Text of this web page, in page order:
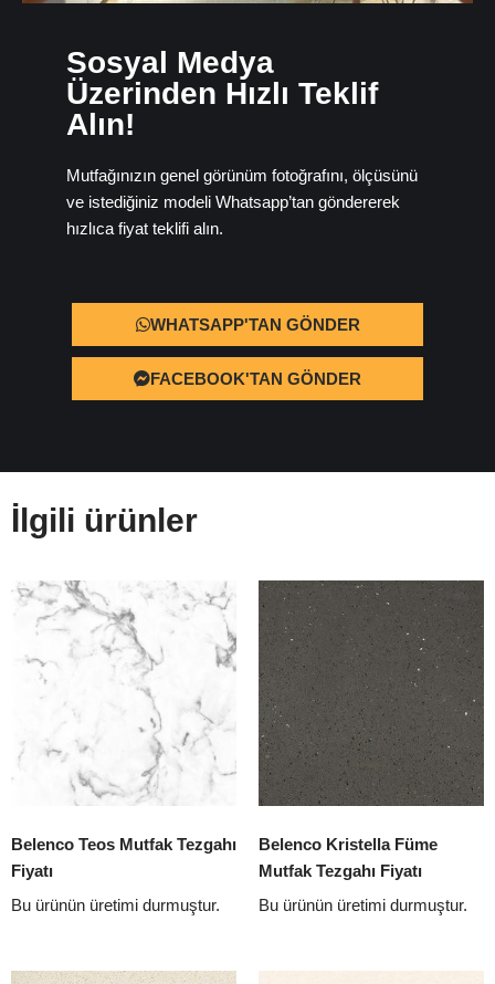
Sosyal Medya
Üzerinden Hızlı Teklif
Alın!
Mutfağınızın genel görünüm fotoğrafını, ölçüsünü
ve istediğiniz modeli Whatsapp’tan göndererek
hızlıca fiyat teklifi alın.
WHATSAPP'TAN GÖNDER
FACEBOOK'TAN GÖNDER
İlgili ürünler
Belenco Teos Mutfak Tezgahı
Fiyatı
Bu ürünün üretimi durmuştur.
Belenco Kristella Füme
Mutfak Tezgahı Fiyatı
Bu ürünün üretimi durmuştur.